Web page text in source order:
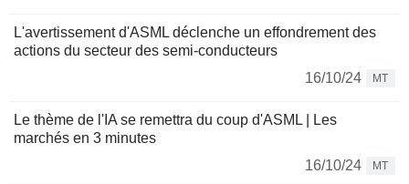
L'avertissement d'ASML déclenche un effondrement des
actions du secteur des semi-conducteurs
16/10/24
MT
Le thème de l'IA se remettra du coup d'ASML | Les
marchés en 3 minutes
16/10/24
MT